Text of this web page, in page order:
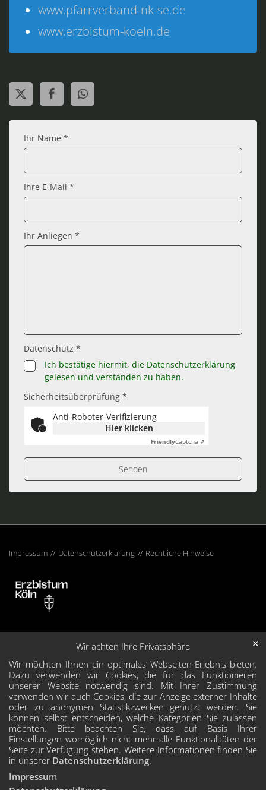
Wir achten Ihre Privatsphäre
Wir möchten Ihnen ein optimales Webseiten-Erlebnis bieten.
Dazu verwenden wir Cookies, die für das Funktionieren
unserer Website notwendig sind. Mit Ihrer Zustimmung
verwenden wir auch Cookies, die zur Anzeige externer Inhalte
oder zu anonymen Statistikzwecken genutzt werden. Sie
können selbst entscheiden, welche Kategorien Sie zulassen
möchten. Bitte beachten Sie, dass auf Basis Ihrer
Einstellungen womöglich nicht mehr alle Funktionalitäten der
Seite zur Verfügung stehen. Weitere Informationen finden Sie
in unserer Datenschutzerklärung.
✕
Impressum
Ihr Name *
Ihre E-Mail *
Ihr Anliegen *
Datenschutz *
Ich bestätige hiermit, die Datenschutzerklärung
gelesen und verstanden zu haben.
Sicherheitsüberprüfung *
Anti-Roboter-Verifizierung
Hier klicken
FriendlyCaptcha ⇗
www.pfarrverband-nk-se.de
www.erzbistum-koeln.de
Impressum Datenschutzerklärung Rechtliche Hinweise